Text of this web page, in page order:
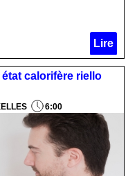
Lire
calorifère riello
6:00